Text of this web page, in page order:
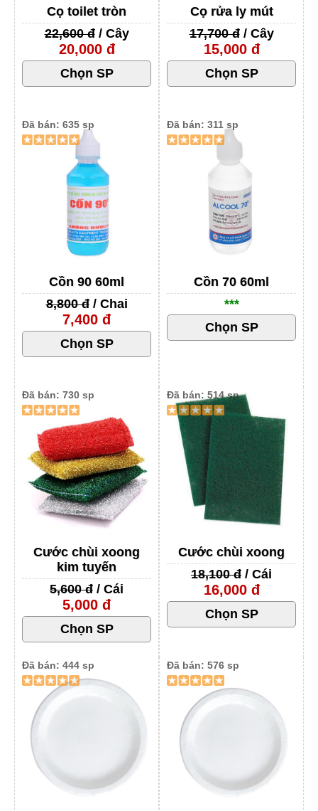
Cọ rửa ly mút
17,700 đ/ Cây
15,000 đ
Cọ toilet tròn
22,600 đ/ Cây
20,000 đ
Cồn 70 60ml
***
Đã bán: 311 sp
Cồn 90 60ml
8,800 đ/ Chai
7,400 đ
Đã bán: 635 sp
Cước chùi xoong
18,100 đ / Cái
16,000 đ
Đã bán: 514 sp
Cước chùi xoong
kim tuyến
5,600 đ / Cái
5,000 đ
Đã bán: 730 sp
Đã bán: 576 sp
Đã bán: 444 sp